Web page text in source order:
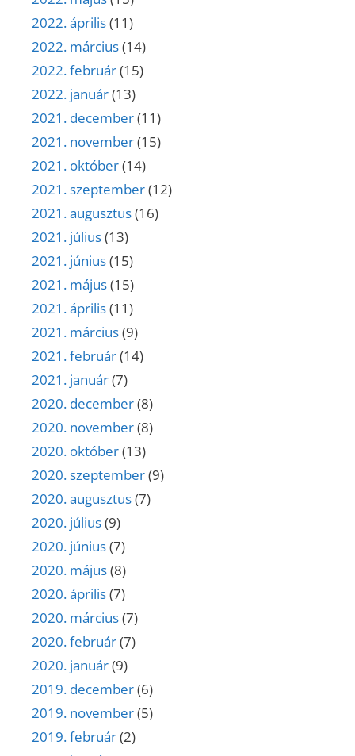
2022. április(11)
2022. március(14)
2022. február(15)
2022. január(13)
2021. december(11)
2021. november(15)
2021. október(14)
2021. szeptember(12)
2021. augusztus(16)
2021. július(13)
2021. június(15)
2021. május(15)
2021. április(11)
2021. március(9)
2021. február(14)
2021. január(7)
2020. december(8)
2020. november(8)
2020. október(13)
2020. szeptember(9)
2020. augusztus(7)
2020. július(9)
2020. június(7)
2020. május(8)
2020. április(7)
2020. március(7)
2020. február(7)
2020. január(9)
2019. december(6)
2019. november(5)
2019. február(2)